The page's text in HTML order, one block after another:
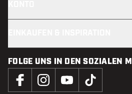
FOLGE UNS IN DEN SOZIALEN